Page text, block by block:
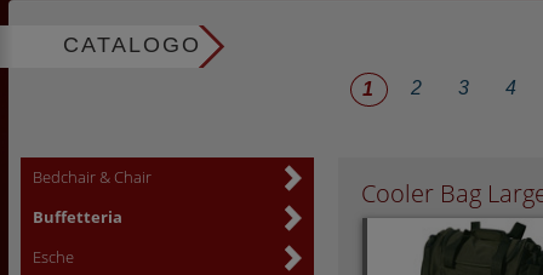
CATALOGO
Bedchair & Chair
Buffetteria
Esche
1 2 3 4
Cooler Bag